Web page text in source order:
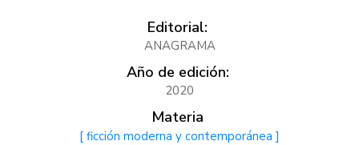
Editorial:
ANAGRAMA
Año de edición:
2020
Materia
[ ficción moderna y contemporánea ]